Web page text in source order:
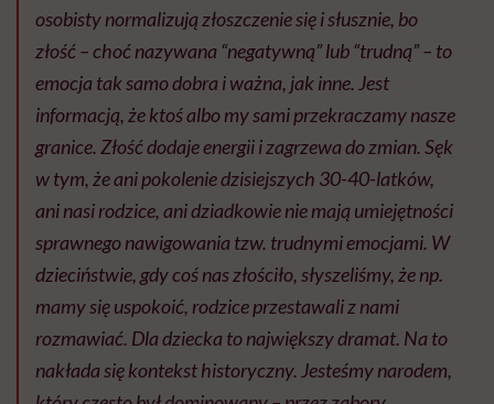
osobisty normalizują złoszczenie się i słusznie, bo
złość – choć nazywana “negatywną” lub “trudną” – to
emocja tak samo dobra i ważna, jak inne. Jest
informacją, że ktoś albo my sami przekraczamy nasze
granice. Złość dodaje energii i zagrzewa do zmian. Sęk
w tym, że ani pokolenie dzisiejszych 30-40-latków,
ani nasi rodzice, ani dziadkowie nie mają umiejętności
sprawnego nawigowania tzw. trudnymi emocjami. W
dzieciństwie, gdy coś nas złościło, słyszeliśmy, że np.
mamy się uspokoić, rodzice przestawali z nami
rozmawiać. Dla dziecka to największy dramat. Na to
nakłada się kontekst historyczny. Jesteśmy narodem,